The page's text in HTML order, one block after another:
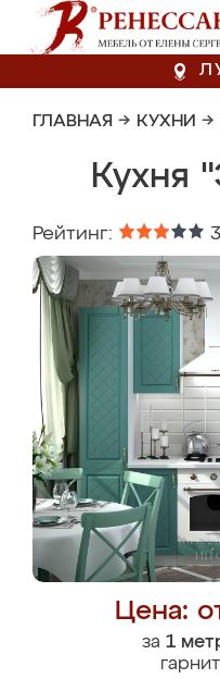
ГЛАВНАЯ → КУХНИ →
Кухня
Рейтинг:
Цена:
за 1